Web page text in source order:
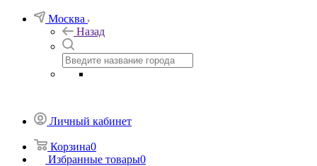
Москва
Назад
Личный кабинет
Корзина0
Избранные товары0